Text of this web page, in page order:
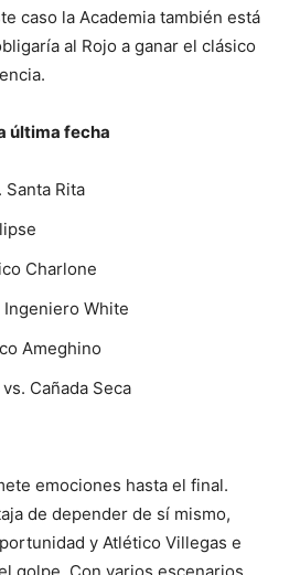
caso la Academia también está
al Rojo a ganar el clásico
última fecha
Rita
Charlone
White
Ameghino
Cañada Seca
emociones hasta el final.
de depender de sí mismo,
y Atlético Villegas e